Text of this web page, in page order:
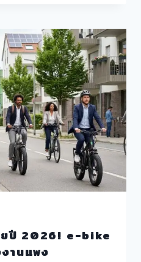
ยปี 2026! e-bike
านแพง